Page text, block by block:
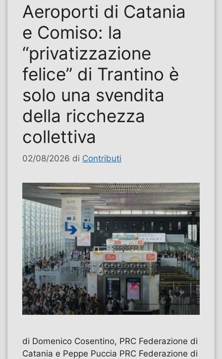
Aeroporti di Catania
e Comiso: la
“privatizzazione
felice” di Trantino è
solo una svendita
della ricchezza
collettiva
02/08/2026 di Contributi
di Domenico Cosentino, PRC Federazione di
Catania e Peppe Puccia PRC Federazione di